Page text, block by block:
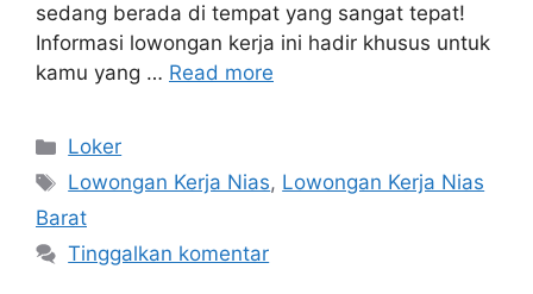
sedang berada di tempat yang sangat tepat!
Informasi lowongan kerja ini hadir khusus untuk
kamu yang … Read more
Kategori
Loker
Tag
Lowongan Kerja Nias, Lowongan Kerja Nias
Barat
Tinggalkan komentar